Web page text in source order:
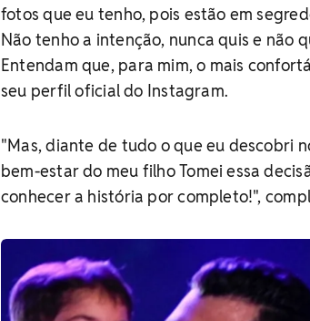
fotos que eu tenho, pois estão em
Não tenho a intenção, nunca quis e não
Entendam que, para mim, o mais
seu perfil oficial do Instagram.
"Mas, diante de tudo o que eu descobri
bem-estar do meu filho Tomei essa
conhecer a história por completo!",